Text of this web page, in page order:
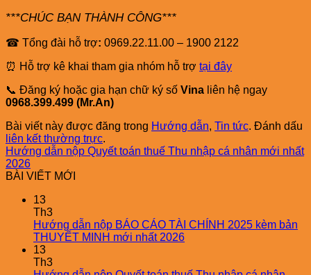
***CHÚC BẠN THÀNH CÔNG***
☎ Tổng đài hỗ trợ: 0969.22.11.00 – 1900 2122
⏰ Hỗ trợ kê khai tham gia nhóm hỗ trợ tại đây
📞 Đăng ký hoặc gia hạn chữ ký số Vina liên hệ ngay
0968.399.499 (Mr.An)
Bài viết này được đăng trong Hướng dẫn, Tin tức. Đánh dấu
liên kết thường trực.
Hướng dẫn nộp Quyết toán thuế Thu nhập cá nhân mới nhất
2026
BÀI VIẾT MỚI
13
Th3
Hướng dẫn nộp BÁO CÁO TÀI CHÍNH 2025 kèm bản
THUYẾT MINH mới nhất 2026
13
Th3